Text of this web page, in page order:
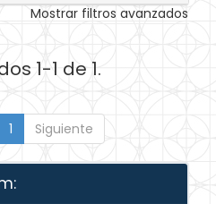
Mostrar filtros avanzados
1-1 de 1.
1 Siguiente